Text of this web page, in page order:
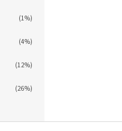
(1%)
(4%)
(12%)
(26%)